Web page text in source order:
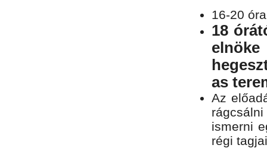
16-20
18
as
Az
ismerni
régi